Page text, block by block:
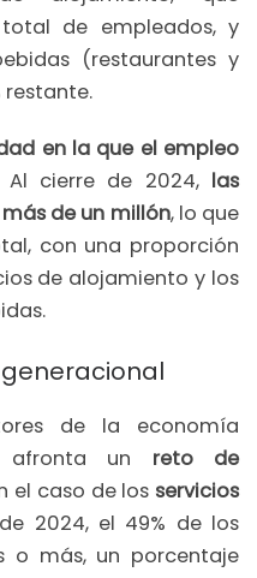
total de empleados, y
(restaurantes y
restante.
en la que el empleo
cierre de 2024, las
de un millón, lo que
con una proporción
de alojamiento y los
de la economía
afronta un reto de
el caso de los servicios
2024, el 49% de los
o más, un porcentaje